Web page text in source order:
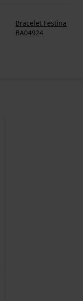
Bracelet Festina
BA04924